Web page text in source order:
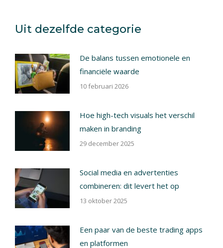
Uit dezelfde categorie
De balans tussen emotionele en
financiële waarde
10 februari 2026
Hoe high-tech visuals het verschil
maken in branding
29 december 2025
Social media en advertenties
combineren: dit levert het op
13 oktober 2025
Een paar van de beste trading apps
en platformen